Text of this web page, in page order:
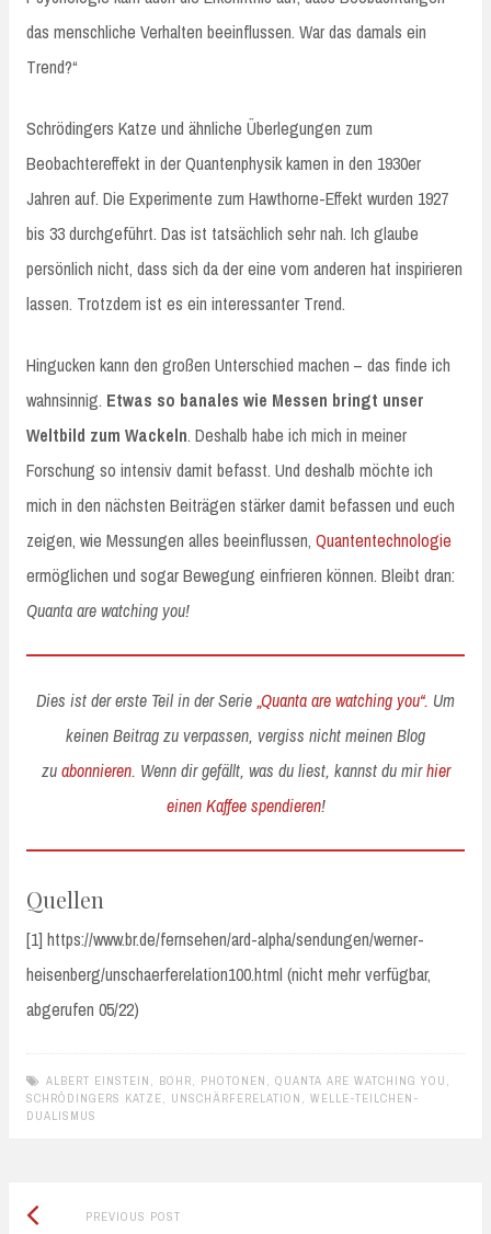
das menschliche Verhalten beeinflussen. War das damals ein
Trend?“
Schrödingers Katze und ähnliche Überlegungen zum
Beobachtereffekt in der Quantenphysik kamen in den 1930er
Jahren auf. Die Experimente zum Hawthorne-Effekt wurden 1927
bis 33 durchgeführt. Das ist tatsächlich sehr nah. Ich glaube
persönlich nicht, dass sich da der eine vom anderen hat inspirieren
lassen. Trotzdem ist es ein interessanter Trend.
Hingucken kann den großen Unterschied machen – das finde ich
wahnsinnig. Etwas so banales wie Messen bringt unser
Weltbild zum Wackeln. Deshalb habe ich mich in meiner
Forschung so intensiv damit befasst. Und deshalb möchte ich
mich in den nächsten Beiträgen stärker damit befassen und euch
zeigen, wie Messungen alles beeinflussen, Quantentechnologie
ermöglichen und sogar Bewegung einfrieren können. Bleibt dran:
Quanta are watching you!
Dies ist der erste Teil in der Serie„Quanta are watching you“. Um
keinen Beitrag zu verpassen, vergiss nicht meinen Blog
zu abonnieren. Wenn dir gefällt, was du liest, kannst du mirhier
einen Kaffee spendieren!
Quellen
[1] https://www.br.de/fernsehen/ard-alpha/sendungen/werner-
heisenberg/unschaerferelation100.html (nicht mehr verfügbar,
abgerufen 05/22)
ALBERT EINSTEIN , BOHR, PHOTONEN , QUANTA ARE WATCHING YOU ,
SCHRÖDINGERS KATZE, UNSCHÄRFERELATION , WELLE-TEILCHEN-
DUALISMUS
Post
PREVIOUS POSTPrevious